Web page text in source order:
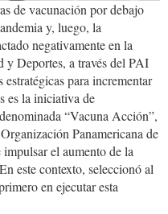
de vacunación por debajo
y, luego, la
negativamente en la
Deportes, a través del PAI
para incrementar
es la iniciativa de
“Vacuna Acción”,
Panamericana de
el aumento de la
este contexto, seleccionó al
en ejecutar esta